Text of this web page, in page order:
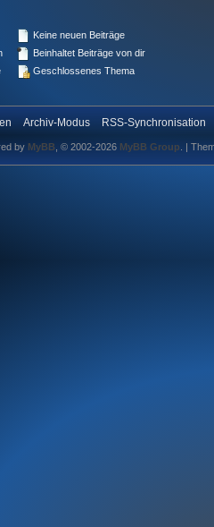
Keine neuen Beiträge
Beinhaltet Beiträge von dir
Geschlossenes Thema
Archiv-Modus RSS-Synchronisation
by MyBB , © 2002-2026 MyBB Group |